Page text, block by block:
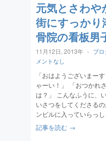
元気とさわや
街にすっかり
骨院の看板男
11月12日, 2013年 - ブ
メントなし
「おはようございまー
ゃーい！」 「おつかれ
は？」 こんなふうに、
いさつをしてくださる
ンビルに入っていらっ
記事を読む →